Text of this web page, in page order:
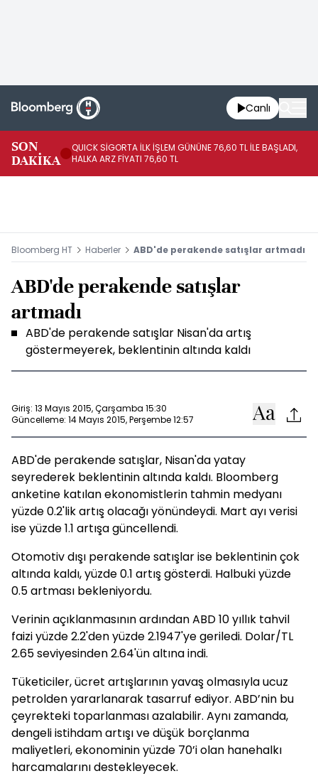
Canlı
SON
DAKİKA
QUICK SİGORTA İLK İŞLEM GÜNÜNE 76,60 TL İLE BAŞLADI,
HALKA ARZ FİYATI 76,60 TL
Bloomberg HT Haberler ABD'de perakende satışlar artmadı
ABD'de perakende satışlar
artmadı
ABD'de perakende satışlar Nisan'da artış
göstermeyerek, beklentinin altında kaldı
Giriş: 13 Mayıs 2015, Çarşamba 15:30
Güncelleme: 14 Mayıs 2015, Perşembe 12:57
ABD'de perakende satışlar, Nisan'da yatay
seyrederek beklentinin altında kaldı. Bloomberg
anketine katılan ekonomistlerin tahmin medyanı
yüzde 0.2'lik artış olacağı yönündeydi. Mart ayı verisi
ise yüzde 1.1 artışa güncellendi.
Otomotiv dışı perakende satışlar ise beklentinin çok
altında kaldı, yüzde 0.1 artış gösterdi. Halbuki yüzde
0.5 artması bekleniyordu.
Verinin açıklanmasının ardından ABD 10 yıllık tahvil
faizi yüzde 2.2'den yüzde 2.1947'ye geriledi. Dolar/TL
2.65 seviyesinden 2.64'ün altına indi.
Tüketiciler, ücret artışlarının yavaş olmasıyla ucuz
petrolden yararlanarak tasarruf ediyor. ABD’nin bu
çeyrekteki toparlanması azalabilir. Aynı zamanda,
dengeli istihdam artışı ve düşük borçlanma
maliyetleri, ekonominin yüzde 70’i olan hanehalkı
harcamalarını destekleyecek.